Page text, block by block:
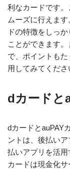
利なカードです
ムーズに行えま
ドの特徴をしっ
ことができます
で、ポイントも
用してみてくださ
dカードと
dカードとauPAY
ントは、後払い
払いアプリを活
カードは現金化